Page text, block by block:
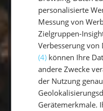
An Bord
45 Questions
Vorbereitung
11 Questions
personalisierte
Messung von
Zielgruppen-
Verbesserung von
(4) können Ihre
andere Zwecke
der Nutzung
Gerätemerkmale.